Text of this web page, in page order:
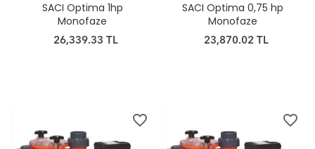
SACI Optima 1hp
Monofaze
26,339.33 TL
SACI Optima 0,75 hp
Monofaze
23,870.02 TL
favorite_border favorite_border